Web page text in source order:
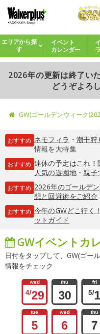
エリアから探
す
イベント
カレンダー
2026年の更新は終了い
どうぞよろ
GW(ゴールデンウィーク
おすすめ ネモフィラ ・ 潮干狩
情報を大特集
おすすめ 連休の予定はこれ！
人気の遊園地・親子
おすすめ 2026年のゴールデ
想と回避術をご紹介
おすすめ 今年のGWどこ行く
ットガイド
GWイベントカ
日付をタップして、GW(ゴー
情報をチェック
wed
4/29
thu
30
fri
5/1
tue
5
wed
6
thu
7